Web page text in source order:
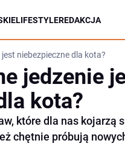
LIFESTYLEREDAKCJA
niebezpieczne dla kota?
jedzenie
kota?
które dla nas kojarzą
chętnie próbują